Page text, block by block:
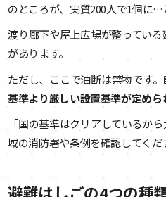
のところが、実質200人で1個に…
渡り廊下や屋上広場が整ってい
があります。
ただし、ここで油断は禁物です。
基準より厳しい設置基準が定めら
「国の基準はクリアしているか
域の消防署や条例を確認してくだ